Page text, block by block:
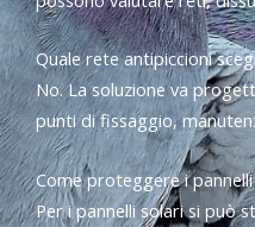
Quale rete antipiccioni
No. La soluzione va
punti di fissaggio,
Come proteggere i
Per i pannelli solari si può